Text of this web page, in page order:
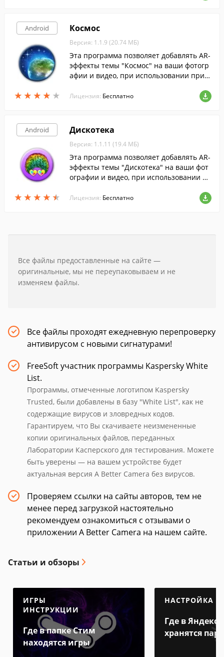
Android
★ ★ ★ ★ ★
★ ★ ★ ★ ★
Космос
Версия: 1.1.9 (20.74 МБ)
Эта программа позволяет добавлять AR-
эффекты темы "Космос" на ваши фотогр
афии и видео, при использовании прил
ia.
Лицензия: Бесплатно
Android
★ ★ ★ ★ ★
★ ★ ★ ★ ★
Дискотека
Версия: 1.1.11 (19.4 МБ)
Эта программа позволяет добавлять AR-
эффекты темы "Дискотека" на ваши фот
ографии и видео, при использовании пр
peria.
Лицензия: Бесплатно
Все файлы предоставленные на сайте —
оригинальные, мы не переупаковываем и не
изменяем файлы.
Все файлы проходят ежедневную перепроверку
антивирусом с новыми сигнатурами!
FreeSoft участник программы Kaspersky White
List.
Программы, отмеченные логотипом Kaspersky
Trusted, были добавлены в базу "White List", как не
содержащие вирусов и зловредных кодов.
Гарантируем, что Вы скачиваете неизмененные
копии оригинальных файлов, переданных
Лаборатории Касперского для тестирования. Можете
быть уверены — на вашем устройстве будет
актуальная версия A Better Camera без вирусов.
Проверяем ссылки на сайты авторов, тем не
менее перед загрузкой настоятельно
рекомендуем ознакомиться с отзывами о
приложении A Better Camera на нашем сайте.
Статьи и обзоры
ИГРЫ
ИНСТРУКЦИИ
Где в папке Стим
находятся игры
НАСТРОЙКА
Где в Яндекс
хранятся